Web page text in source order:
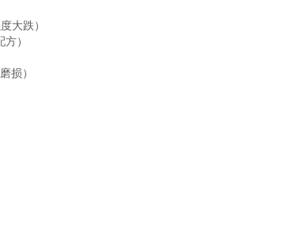
大跌）
）
损）